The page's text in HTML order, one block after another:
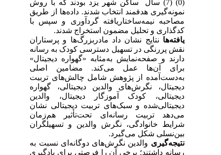
(0) (7) سال ساکن شهر یزد بودند که با روش
نمونه‌گیری هدفمند انتخاب شدند. داده‌ها از طریق
مصاحبه نیمه‌ساختاریافته گردآوری و سپس با
کدگذاری و تحلیل مضمون استخراج شدند.
یافته‌هانتایج نشان داد مادربزرگ‌ها و پرستاران
نقش پررنگی در تسهیل دسترسی کودک به رسانه
دارند و صفحه‌نمایش به‌مثابه «گهواره دیجیتال»
برای آن‌ها عمل می‌کند. مضامین اصلی
به‌دست‌آمده از پژوهش شامل چالش‌های تربیت
دیجیتال، نگرش‌های والدین دیجیتالی، گهواره
دیجیتالی، کودک آموزگار دیجیتال، والدین
دیجیتالی‌شده و سبک‌های تربیت دیجیتالی نشان
می‌دهد تربیت رسانه‌ای تحت‌تأثیر هم‌زمان
شرایط خانوادگی، نگرش والدین و تسهیلگران
بین‌نسلی شکل می‌گیرد.
نتیجه‌گیریوالدین نگرش‌های دوگانه‌ای نسبت به
رسانه داشتند؛ برخی آن را فرصتی برای یادگیری